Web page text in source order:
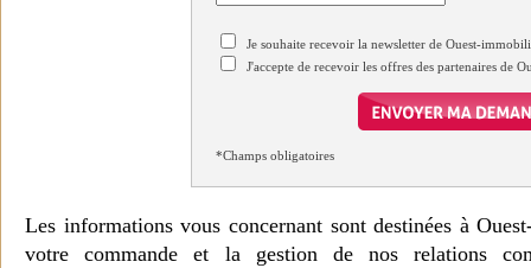
Je souhaite recevoir la newsletter de Ouest-
J'accepte de recevoir les offres des partenaires de
*Champs obligatoires
Les informations vous concernant sont destinées à
votre commande et la gestion de nos relations